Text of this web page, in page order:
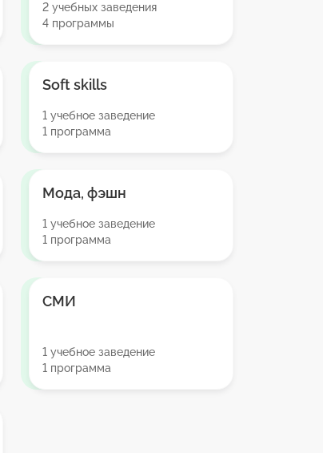
2 учебных заведения
4 программы
Soft skills
1 учебное заведение
1 программа
Мода, фэшн
1 учебное заведение
1 программа
СМИ
1 учебное заведение
1 программа